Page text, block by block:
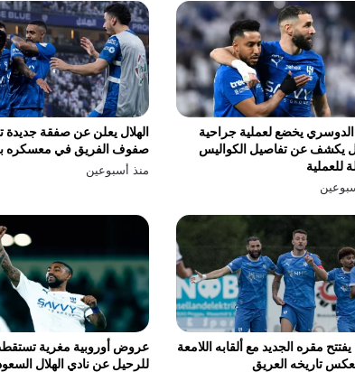
الهلال يعلن عن صفقة جديدة
صفوف الفريق في معسكره
منذ أسبوعين
يخضع لعملية جراحية
يكشف عن تفاصيل الكواليس
للعملية
عروض أوروبية مغرية
للرحيل عن نادي الهلال
يفتتح مقره الجديد مع ألقابه اللامعة
تاريخه العريق